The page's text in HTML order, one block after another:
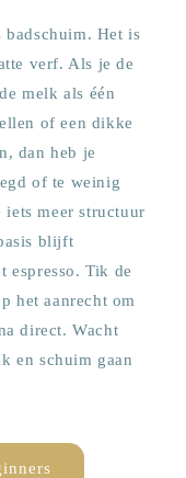
Het is
verf. Als je de
melk als één
of een dikke
dan heb je
of te weinig
meer structuur
blijft
espresso. Tik de
het aanrecht om
direct. Wacht
en schuim gaan